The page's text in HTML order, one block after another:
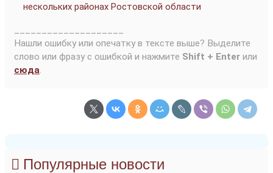
нескольких районах Ростовской области
Нашли ошибку или опечатку в тексте выше? Выделите
слово или фразу с ошибкой и нажмите Shift + Enter или
сюда.
Популярные новости